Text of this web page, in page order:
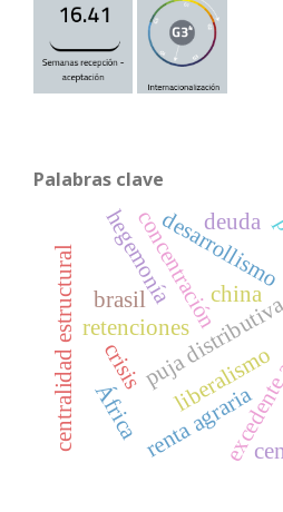
Palabras clave
concentración
liberalismo
puja
retenciones
renta agraria
china
hegemonía
crisis
desarrollismo
centralidad estructural África
deuda
brasil